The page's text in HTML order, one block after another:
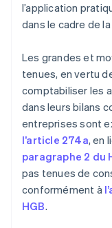
l’application
dans le cadre de
Les grandes et
tenues, en vertu
comptabiliser les
dans leurs bilans
entreprises sont
l’article 274a, en
paragraphe 2 du
pas tenues de
conformément à
HGB.